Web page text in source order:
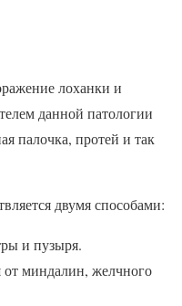
лоханки и
данной патологии
палочка, протей и так
двумя способами:
и пузыря.
от миндалин, желчного